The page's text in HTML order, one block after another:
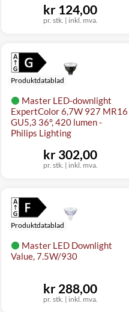
pr. stk. | inkl. mva.
kr 124,00
Master LED-downlight
ExpertColor 6,7W 927 MR16
GU5,3 36°, 420 lumen -
Philips Lighting
Produktdatablad
pr. stk. | inkl. mva.
kr 302,00
Master LED Downlight
Value, 7.5W/930
Produktdatablad
pr. stk. | inkl. mva.
kr 288,00